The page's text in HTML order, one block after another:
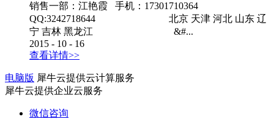
销售一部：江艳霞 手机：17301710364
QQ:3242718644 北京 天津 河北 山东 辽
宁 吉林 黑龙江 &#...
2015 - 10 - 16
查看详情>>
电脑版 犀牛云提供云计算服务
犀牛云提供企业云服务
微信咨询